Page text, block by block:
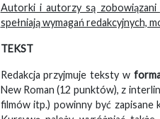
Autorki i autorzy są
spełniają wymagań redakcyjnych,
TEKST
Redakcja przyjmuje teksty w
New Roman (12 punktów), z
filmów itp.) powinny być zapisane